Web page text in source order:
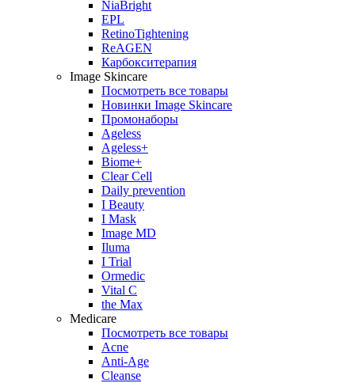
NiaBright
EPL
RetinoTightening
ReAGEN
Карбокситерапия
Image Skincare
Посмотреть все товары
Новинки Image Skincare
Промонаборы
Ageless
Ageless+
Biome+
Clear Cell
Daily prevention
I Beauty
I Mask
Image MD
Iluma
I Trial
Ormedic
Vital C
the Max
Medicare
Посмотреть все товары
Acne
Anti‑Age
Cleanse